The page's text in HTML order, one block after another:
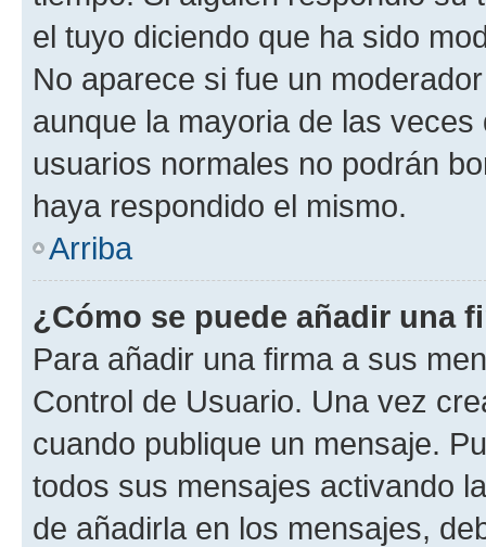
el tuyo diciendo que ha sido
No aparece si fue un
aunque la mayoria de las
usuarios normales no podrán
haya respondido el mismo.
Arriba
¿Cómo se puede añadir una
Para añadir una firma a sus
Control de Usuario. Una vez
cuando publique un mensaje.
todos sus mensajes activando
de añadirla en los mensajes,